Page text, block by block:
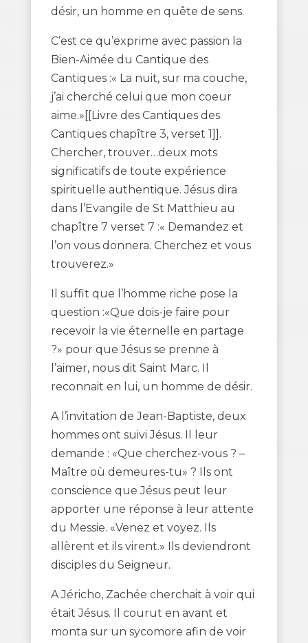
désir, un homme en quête de sens.
C’est ce qu’exprime avec passion la
Bien-Aimée du Cantique des
Cantiques :« La nuit, sur ma couche,
j’ai cherché celui que mon coeur
aime.»[[Livre des Cantiques des
Cantiques chapître 3, verset 1]].
Chercher, trouver…deux mots
significatifs de toute expérience
spirituelle authentique. Jésus dira
dans l’Evangile de St Matthieu au
chapître 7 verset 7 :« Demandez et
l’on vous donnera. Cherchez et vous
trouverez.»
Il suffit que l’homme riche pose la
question :«Que dois-je faire pour
recevoir la vie éternelle en partage
?» pour que Jésus se prenne à
l’aimer, nous dit Saint Marc. Il
reconnait en lui, un homme de désir.
A l’invitation de Jean-Baptiste, deux
hommes ont suivi Jésus. Il leur
demande : «Que cherchez-vous ? –
Maître où demeures-tu» ? Ils ont
conscience que Jésus peut leur
apporter une réponse à leur attente
du Messie. «Venez et voyez. Ils
allèrent et ils virent.» Ils deviendront
disciples du Seigneur.
A Jéricho, Zachée cherchait à voir qui
était Jésus. Il courut en avant et
monta sur un sycomore afin de voir